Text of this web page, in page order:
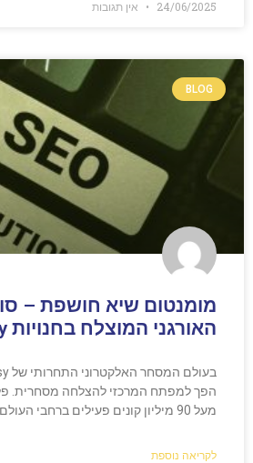
24/06/2025 אין תגובות
BLOG
מומנטום שיא חושפת –
האורגני המוצלח בחנויות Etsy
הפך למפתח המרכזי להצלחה מסחרית.
מעל 90 מיליון קונים פעילים ברחבי העולם, מציעה הזדמנויות
לקריאה נוספת